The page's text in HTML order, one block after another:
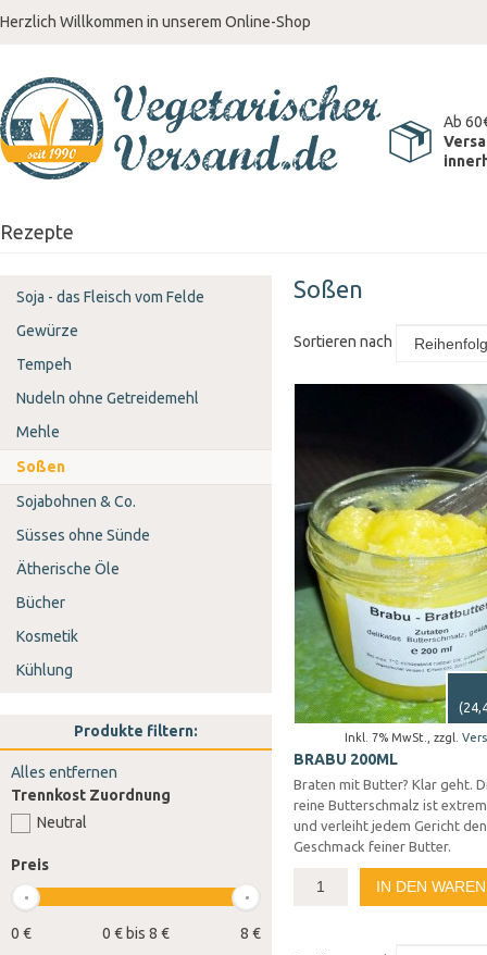
Herzlich Willkommen in unserem Online-Shop
Ab
Rezepte
Soßen
Sortieren nach
Inkl. 7% MwSt. zzgl.
(
BRABU 200ML
Braten mit Butter? Klar geht.
reine Butterschmalz ist
und verleiht jedem Gericht
Geschmack feiner Butter.
IN DEN
Soja - das Fleisch vom Felde
Gewürze
Tempeh
Nudeln ohne Getreidemehl
Mehle
Soßen
Sojabohnen & Co.
Süsses ohne Sünde
Ätherische Öle
Bücher
Kosmetik
Kühlung
Produkte filtern:
Alles entfernen
Trennkost Zuordnung
Neutral
Preis
0 € 8 €
0 € bis 8 €